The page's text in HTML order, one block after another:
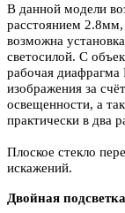
В данной модели
расстоянием
возможна
светосилой. С
рабочая диафрагма
изображения за
освещенности, а
практически в два
Плоское стекло
искажений.
Двойная